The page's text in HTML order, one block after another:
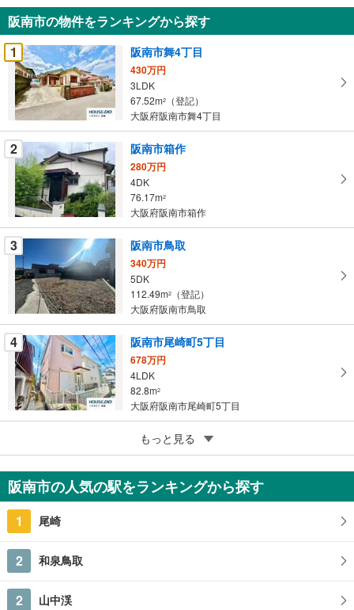
知
を
受
け
取
る
・
条
件
を
マ
イ
ペ
ー
ジ
に
保
存
す
る
阪南市の物件をランキングから探す
1
阪南市舞4丁目
430万円
3LDK
67.52m2
（登記）
大阪府阪南市舞4丁目
2 阪南市箱作
280万円
4DK
76.17m2
大阪府阪南市箱作
3 阪南市鳥取
340万円
5DK
112.49m2
（登記）
大阪府阪南市鳥取
4 阪南市尾崎町5丁目
678万円
4LDK
82.8m2
大阪府阪南市尾崎町5丁目
阪南市自然田
398万円
4LDK
84.24m2（登記）
大阪府阪南市自然田
もっと見る
阪南市の人気の駅をランキングから探す
1 尾崎
2 和泉鳥取
2 山中渓